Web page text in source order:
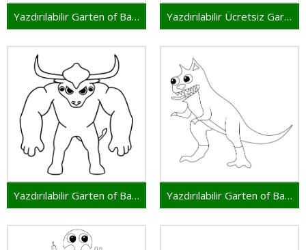
Yazdırılabilir Garten of Banban Yazdırılabilir Ücretsiz Garten of Banban
Yazdırılabilir Garten of Banban Çocuklar İçin Yazdırılabilir Garten of Banban Resim